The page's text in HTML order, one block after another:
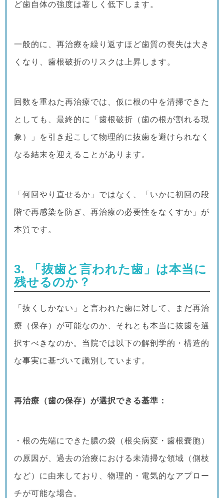
ど歯自体の強度は著しく低下します。
一般的に、再治療を繰り返すほど歯質の喪失は大き
くなり、歯根破折のリスクは上昇します。
回数を重ねた再治療では、仮に根の中を清掃できた
としても、最終的に「歯根破折（歯の根が割れる現
象）」を引き起こして物理的に抜歯を避けられなく
なる結末を迎えることがあります。
「何回やり直せるか」ではなく、「いかに初回の段
階で再感染を防ぎ、再治療の必要性をなくすか」が
本質です。
3. 「抜歯と言われた歯」は本当に
残せるのか？
「抜くしかない」と言われた歯に対して、まだ再治
療（保存）が可能なのか、それとも本当に抜歯を選
択すべきなのか。当院では以下の解剖学的・構造的
な事実に基づいて識別しています。
再治療（歯の保存）が選択できる基準：
・根の先端にできた膿の袋（根尖病変・歯根嚢胞）
の原因が、過去の治療における未清掃な領域（側枝
など）に由来しており、物理的・電気的なアプロー
チが可能な場合。